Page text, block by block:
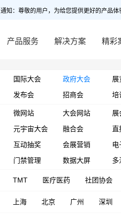
通知：尊敬的用户，为给您提供更好的产品
产品服务 解决方案 精彩
国际大会 政府大会 展
发布会
招商会 培
微网站 大会网站 展
元宇宙大会
融合会 直
互动抽奖
会展营销 电
门禁管理
数据大屏 多
TMT 医疗医药 社团协会
上海 北京 广州 深圳